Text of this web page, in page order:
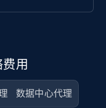
用
数据中心代理